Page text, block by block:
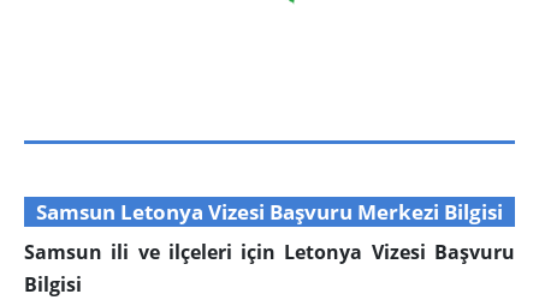
Samsun Letonya Vizesi Başvuru Merkezi Bilgisi
Samsun ili ve ilçeleri için Letonya Vizesi Başvuru
Bilgisi